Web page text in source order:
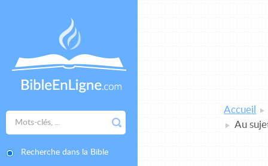
Recherche dans la Bible
Accueil
Au